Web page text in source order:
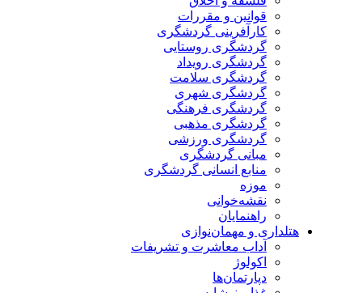
قوانین و مقررات
کارآفرینی گردشگری
گردشگری روستایی
گردشگری رویداد
گردشگری سلامت
گردشگری شهری
گردشگری فرهنگی
گردشگری مذهبی
گردشگری ورزشی
مبانی گردشگری
منابع انسانی گردشگری
موزه
نقشه‌خوانی
راهنمایان
هتلداری و مهمان‌نوازی
آداب معاشرت و تشریفات
اکولوژ
دپارتمان‌ها